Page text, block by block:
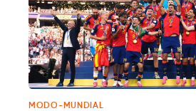
MODO-MUNDIAL